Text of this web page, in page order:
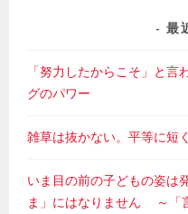
最
「努力したからこそ」と
グのパワー
雑草は抜かない。平等に短
いま目の前の子どもの姿は
ま」にはなりません ～「